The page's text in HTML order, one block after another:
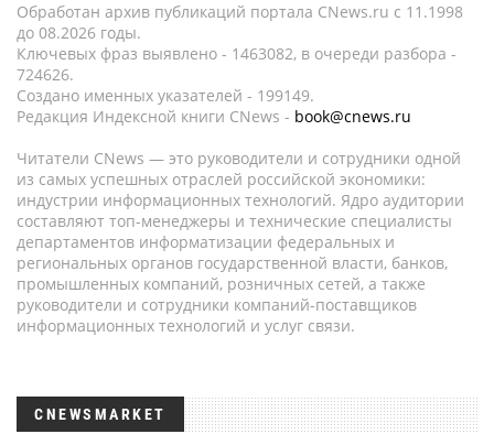
Обработан архив публикаций портала CNews.ru c 11.1998
до 08.2026 годы.
Ключевых фраз выявлено - 1463082, в очереди разбора -
724626.
Создано именных указателей - 199149.
Редакция Индексной книги CNews - book@cnews.ru
Читатели CNews — это руководители и сотрудники одной
из самых успешных отраслей российской экономики:
индустрии информационных технологий. Ядро аудитории
составляют топ-менеджеры и технические специалисты
департаментов информатизации федеральных и
региональных органов государственной власти, банков,
промышленных компаний, розничных сетей, а также
руководители и сотрудники компаний-поставщиков
информационных технологий и услуг связи.
CNEWSMARKET